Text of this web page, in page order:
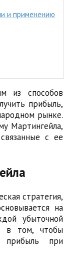
и применению
из способов
прибыль,
рынке.
Мартингейла,
с ее
стратегия,
на
убыточной
в том, чтобы
прибыль при